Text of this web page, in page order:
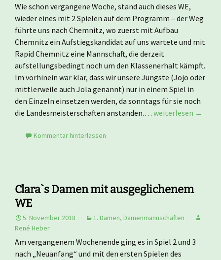
Wie schon vergangene Woche, stand auch dieses WE,
wieder eines mit 2 Spielen auf dem Programm – der Weg
führte uns nach Chemnitz, wo zuerst mit Aufbau
Chemnitz ein Aufstiegskandidat auf uns wartete und mit
Rapid Chemnitz eine Mannschaft, die derzeit
aufstellungsbedingt noch um den Klassenerhalt kämpft.
Im vorhinein war klar, dass wir unsere Jüngste (Jojo oder
mittlerweile auch Jola genannt) nur in einem Spiel in
den Einzeln einsetzen werden, da sonntags für sie noch
die Landesmeisterschaften anstanden.… weiterlesen →
Kommentar hinterlassen
Clara`s Damen mit ausgeglichenem
WE
5. November 2018 1. Damen, Damenmannschaften
René Heber
Am vergangenem Wochenende ging es in Spiel 2 und 3
nach „Neuanfang“ und mit den ersten Spielen des